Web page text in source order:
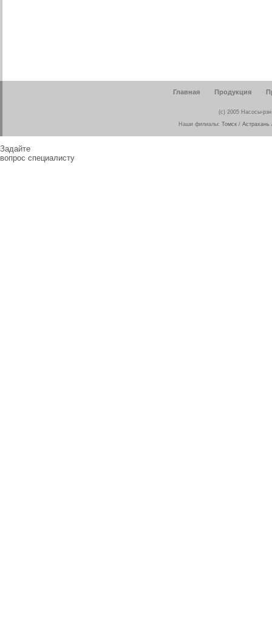
Главная Продукция
(c) 2005 Насосы-
Наши филиалы: Томск / Астрахань
Задайте
вопрос специалисту